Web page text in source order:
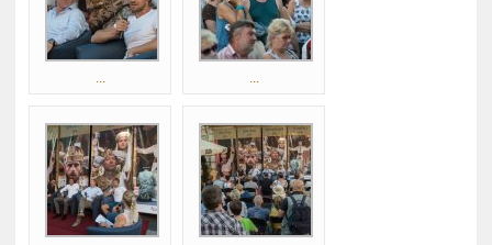
... ...